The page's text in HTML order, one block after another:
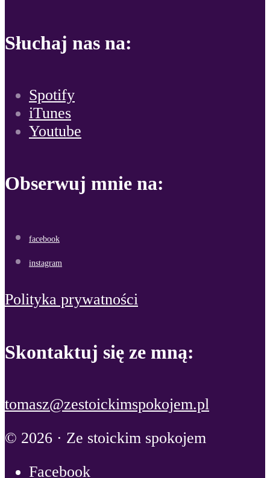
Słuchaj nas na:
Spotify
iTunes
Youtube
Obserwuj mnie na:
facebook
instagram
Polityka prywatności
Skontaktuj się ze mną:
tomasz@zestoickimspokojem.pl
© 2026 · Ze stoickim spokojem
Facebook